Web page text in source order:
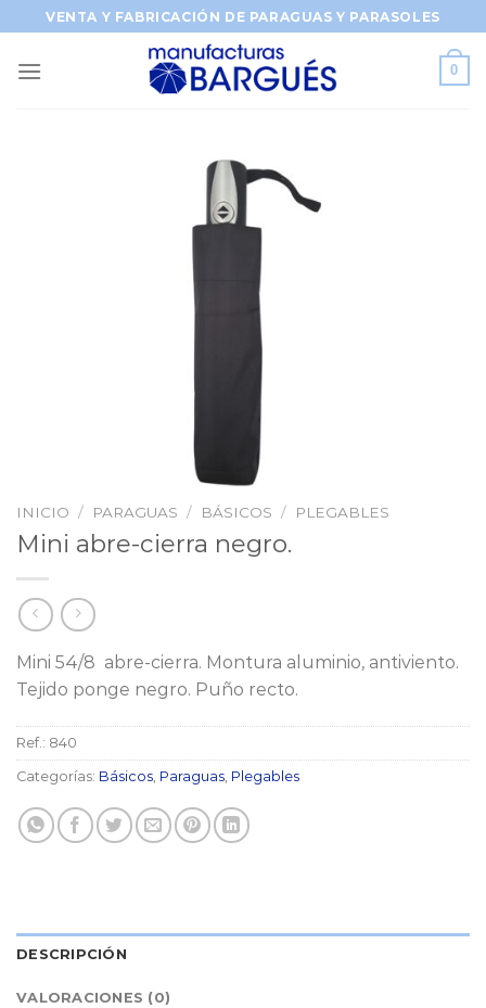
Saltar
al
contenido
VENTA Y FABRICACIÓN DE PARAGUAS Y PARASOLES
0
INICIO / PARAGUAS / BÁSICOS / PLEGABLES
Mini abre-cierra negro.
Mini 54/8 abre-cierra. Montura aluminio, antiviento.
Tejido ponge negro. Puño recto.
Ref.: 840
Categorías: Básicos, Paraguas, Plegables
DESCRIPCIÓN
VALORACIONES (0)